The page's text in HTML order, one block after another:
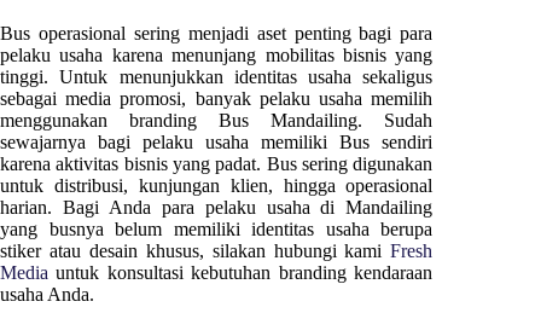
Bus operasional sering menjadi aset penting bagi para
pelaku usaha karena menunjang mobilitas bisnis yang
tinggi. Untuk menunjukkan identitas usaha sekaligus
sebagai media promosi, banyak pelaku usaha memilih
menggunakan branding BusMandailing. Sudah
sewajarnya bagi pelaku usaha memiliki Bus sendiri
karena aktivitas bisnis yang padat. Bus sering digunakan
untuk distribusi, kunjungan klien, hingga operasional
harian. Bagi Anda para pelaku usaha diMandailing
yang busnya belum memiliki identitas usaha berupa
stiker atau desain khusus, silakan hubungi kamiFresh
Media untuk konsultasi kebutuhan branding kendaraan
usaha Anda.